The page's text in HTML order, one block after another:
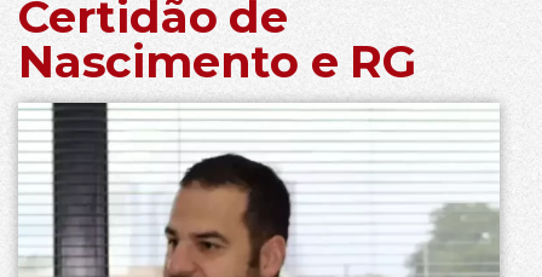
Certidão de
Nascimento e RG